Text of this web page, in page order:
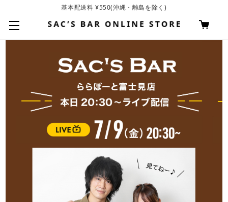
基本配送料 ¥550(沖縄・離島を除く)